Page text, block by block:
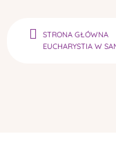
STRONA GŁÓWNA
EUCHARYSTIA W